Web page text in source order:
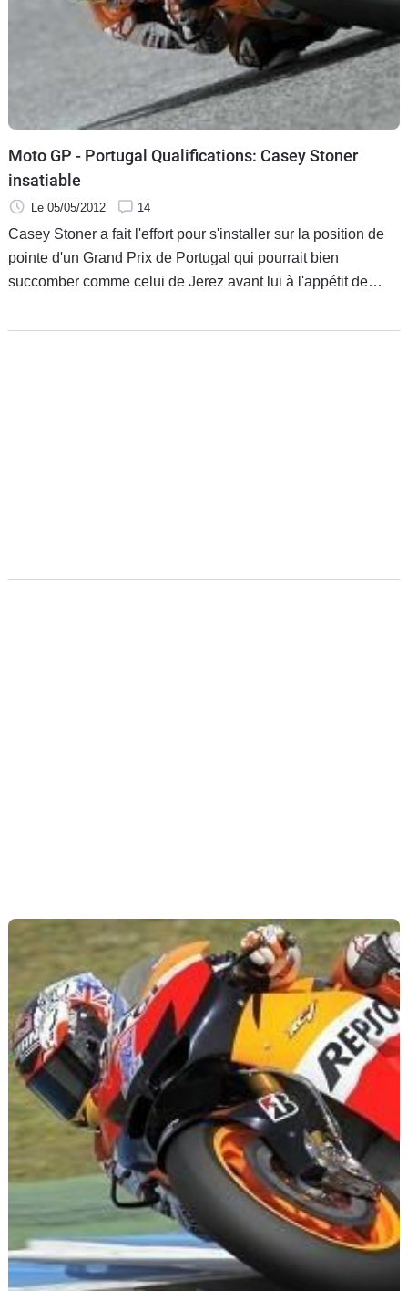
Moto GP - Portugal Qualifications: Casey Stoner
insatiable
Le 05/05/2012 14
Casey Stoner a fait l'effort pour s'installer sur la position de
pointe d'un Grand Prix de Portugal qui pourrait bien
succomber comme celui de Jerez avant lui à l'appétit de
Pedrosa en verve et qui le colle de quelques millièmes